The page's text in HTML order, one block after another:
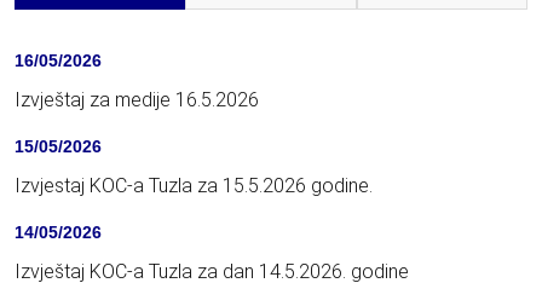
16/05/2026
Izvještaj za medije 16.5.2026
15/05/2026
Izvjestaj KOC-a Tuzla za 15.5.2026 godine.
14/05/2026
Izvještaj KOC-a Tuzla za dan 14.5.2026. godine